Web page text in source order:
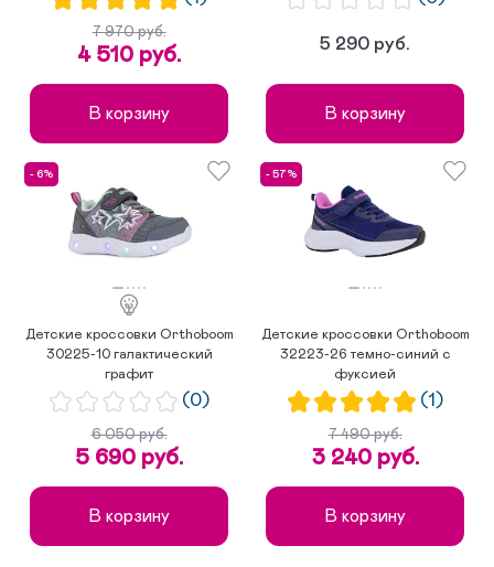
7 970 руб.
4 510 руб.
В корзину
5 290 руб.
В корзину
- 6%
Детские кроссовки Orthoboom
30225-10 галактический
графит
(0)
6 050 руб.
5 690 руб.
В корзину
- 57%
Детские кроссовки Orthoboom
32223-26 темно-синий с
фуксией
(1)
7 490 руб.
3 240 руб.
В корзину